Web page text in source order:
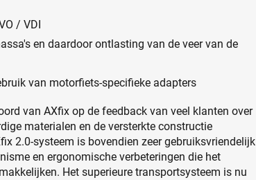
/ VDI
en daardoor ontlasting van de veer van de
van motorfiets-specifieke adapters
van AXfix op de feedback van veel klanten over
materialen en de versterkte constructie
2.0-systeem is bovendien zeer gebruiksvriendelijk
en ergonomische verbeteringen die het
Het superieure transportsysteem is nu